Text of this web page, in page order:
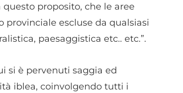
proposito, che le aree
provinciale escluse da qualsiasi
paesaggistica etc.. etc.”.
si è pervenuti saggia ed
iblea, coinvolgendo tutti i